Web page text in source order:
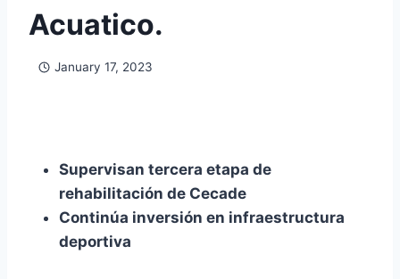
Acuatico.
January 17, 2023
Supervisan tercera etapa de
rehabilitación de Cecade
Continúa inversión en infraestructura
deportiva